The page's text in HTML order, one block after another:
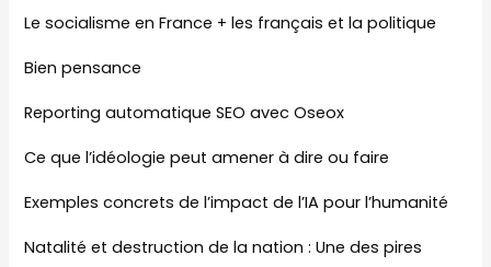
Le socialisme en France + les français et la politique
Bien pensance
Reporting automatique SEO avec Oseox
Ce que l’idéologie peut amener à dire ou faire
Exemples concrets de l’impact de l’IA pour l’humanité
Natalité et destruction de la nation : Une des pires